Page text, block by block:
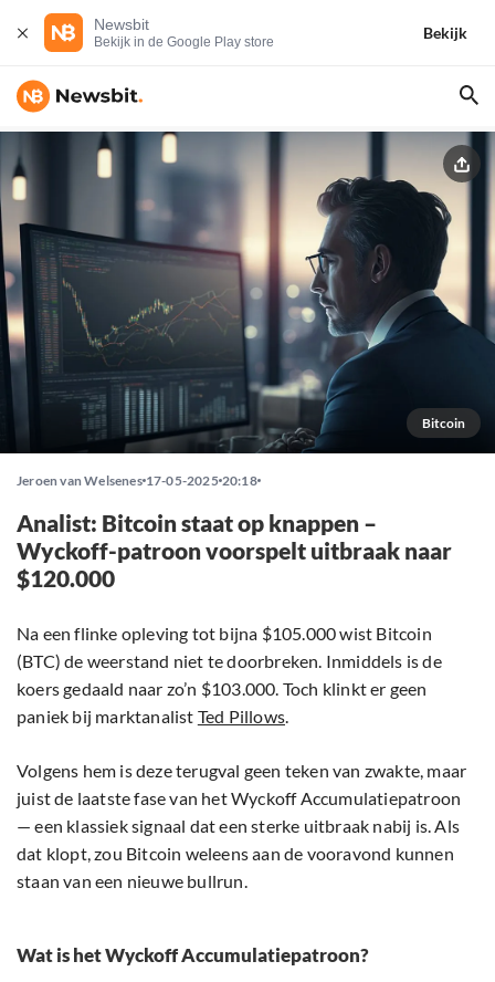
Newsbit
Bekijk in de Google Play store
Bekijk
Bitcoin
Jeroen van Welsenes 17-05-2025 20:18
Analist: Bitcoin staat op knappen –
Wyckoff-patroon voorspelt uitbraak naar
$120.000
Na een flinke opleving tot bijna $105.000 wist Bitcoin
(BTC) de weerstand niet te doorbreken. Inmiddels is de
koers gedaald naar zo’n $103.000. Toch klinkt er geen
paniek bij marktanalist Ted Pillows.
Volgens hem is deze terugval geen teken van zwakte, maar
juist de laatste fase van het Wyckoff Accumulatiepatroon
— een klassiek signaal dat een sterke uitbraak nabij is. Als
dat klopt, zou Bitcoin weleens aan de vooravond kunnen
staan van een nieuwe bullrun.
Wat is het Wyckoff Accumulatiepatroon?